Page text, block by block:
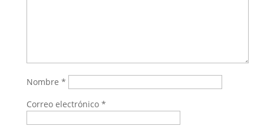
Nombre *
Correo electrónico *